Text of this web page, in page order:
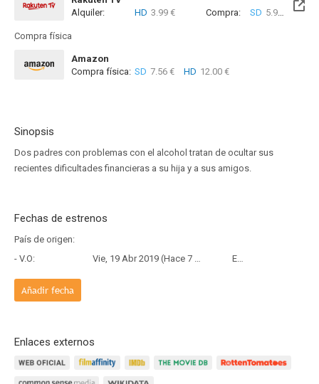
Alquiler:
HD 3.99 € Compra: SD 5.99 € HD
Compra física
Amazon
Compra física: SD 7.56 € HD 12.00 €
Sinopsis
Dos padres con problemas con el alcohol tratan de ocultar sus
recientes dificultades financieras a su hija y a sus amigos.
Fechas de estrenos
País de origen:
- V.O:
Vie, 19 Abr 2019 (Hace 7 años y 3 meses) Estreno
Añadir fecha
Enlaces externos